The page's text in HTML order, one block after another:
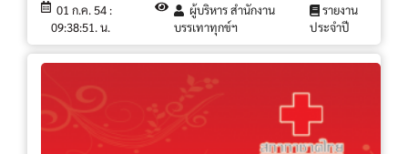
01 ก.ค. 54 :
09:38:51. น.
ผู้บริหาร สำนักงาน
บรรเทาทุกข์ฯ
รายงาน
ประจำปี